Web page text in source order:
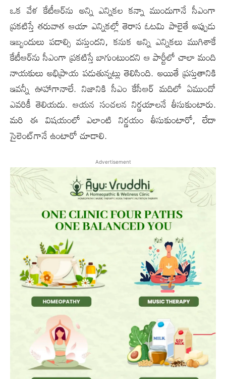
ఒక వేళ కేటీఆర్‌ను అన్ని ఎన్నిక‌ల క‌న్నా ముందుగానే సీఎంగా
ప్ర‌క‌టిస్తే త‌రువాత ఆయా ఎన్నిక‌ల్లో తెరాస ఓట‌మి పాలైతే అప్పుడు
ఇబ్బందులు ప‌డాల్సి వ‌స్తుంద‌ని, క‌నుక అన్ని ఎన్నిక‌లు ముగిశాకే
కేటీఆర్‌ను సీఎంగా ప్ర‌క‌టిస్తే బాగుంటుంద‌ని ఆ పార్టీలో చాలా మంది
నాయ‌కులు అభిప్రాయ ప‌డుతున్న‌ట్లు తెలిసింది. అయితే ప్ర‌స్తుతానికి
ఇవ‌న్నీ ఊహాగానాలే. నిజానికి సీఎం కేసీఆర్ మ‌దిలో ఏముందో
ఎవ‌రికీ తెలియదు. ఆయ‌న సంచ‌ల‌న నిర్ణ‌యాల‌నే తీసుకుంటారు.
మ‌రి ఈ విష‌యంలో ఎలాంటి నిర్ణ‌యం తీసుకుంటారో, లేదా
సైలెంట్‌గానే ఉంటారో చూడాలి.
Advertisement